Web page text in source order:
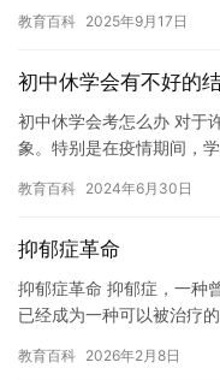
是建…
教育百科 2025年9月17日
初中休学会有不好的
初中休学会考怎么办 对于
象。特别是在疫情期间，
将面…
教育百科 2024年6月30日
抑郁症革命
抑郁症革命 抑郁症，一种
已经成为一种可以被治疗
的治…
教育百科 2026年2月8日